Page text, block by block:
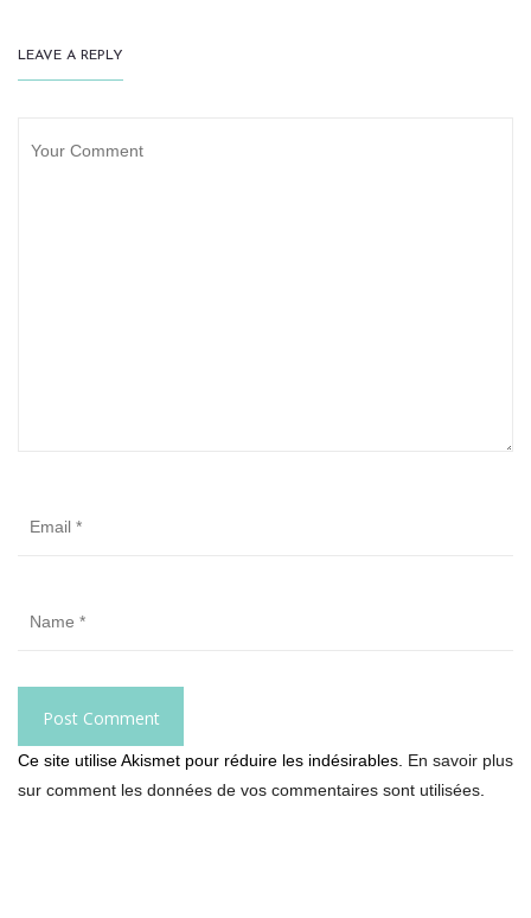
LEAVE A REPLY
Ce site utilise Akismet pour réduire les indésirables. En savoir plus
sur comment les données de vos commentaires sont utilisées